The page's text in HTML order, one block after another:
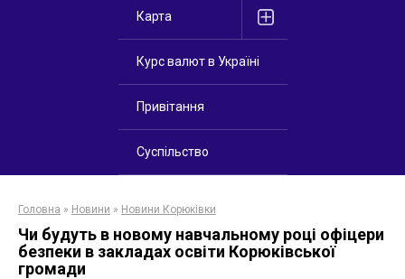
Карта
Курс валют в Україні
Привітання
Суспільство
Головна » Новини » Новини Корюківки
Чи будуть в новому навчальному році офіцери
безпеки в закладах освіти Корюківської
громади